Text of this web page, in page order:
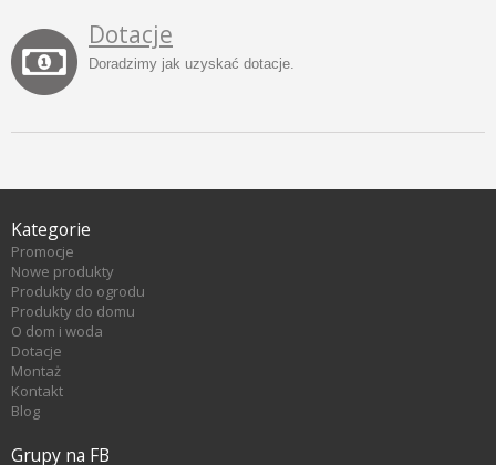
Dotacje
Doradzimy jak uzyskać dotacje.
Kategorie
Promocje
Nowe produkty
Produkty do ogrodu
Produkty do domu
O dom i woda
Dotacje
Montaż
Kontakt
Blog
Grupy na FB